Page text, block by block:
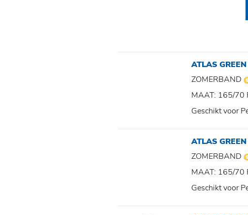
ATLAS
ZOMERBAND
MAAT: 165/70
Geschikt voor
ATLAS
ZOMERBAND
MAAT: 165/70
Geschikt voor